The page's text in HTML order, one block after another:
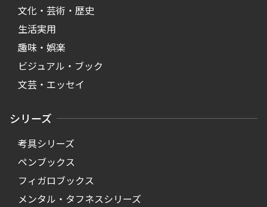
文化・芸術・歴史
生活実用
趣味・娯楽
ビジュアル・ブック
文芸・エッセイ
シリーズ
考具シリーズ
ペンブックス
フィガロブックス
メンタル・タフネスシリーズ